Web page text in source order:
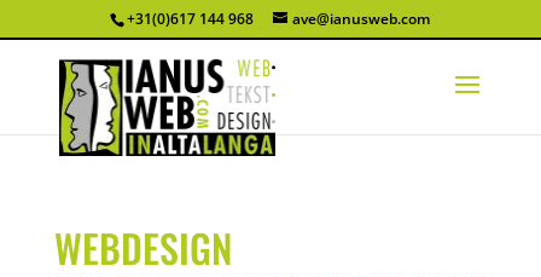
+31(0)617 144 968 ave@ianusweb.com
WEBDESIGN